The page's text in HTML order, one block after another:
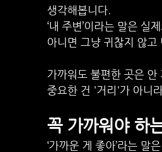
생각해봅니다.
‘내 주변’이라는 말은 실
아니면 그냥 귀찮지 않
가까워도 불편한 곳은 안
중요한 건 '거리'가 아니라
꼭 가까워야 하
‘가까운 게 좋아’라는 말